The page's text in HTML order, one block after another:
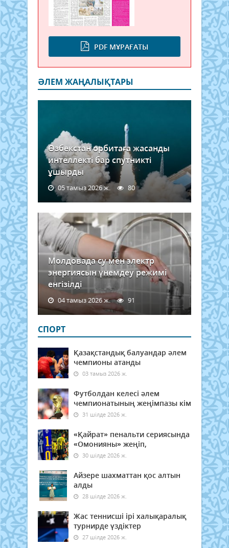
PDF МҰРАҒАТЫ
ӘЛЕМ ЖАҢАЛЫҚТАРЫ
Өзбекстан орбитаға жасанды
интеллекті бар спутникті
ұшырды
05 тамыз 2026 ж. 80
Молдовада су мен электр
энергиясын үнемдеу режимі
енгізілді
04 тамыз 2026 ж. 91
СПОРТ
Қазақстандық балуандар әлем
чемпионы атанды
03 тамыз 2026 ж.
Футболдан келесі әлем
чемпионатының жеңімпазы кім
31 шілде 2026 ж.
«Қайрат» пенальти сериясында
«Омонияны» жеңіп,
30 шілде 2026 ж.
Айзере шахматтан қос алтын
алды
28 шілде 2026 ж.
Жас теннисші ірі халықаралық
турнирде үздіктер
27 шілде 2026 ж.